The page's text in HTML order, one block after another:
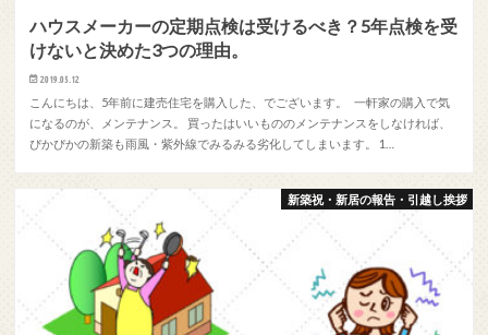
ハウスメーカーの定期点検は受けるべき？5年点検を受
けないと決めた3つの理由。
2019.05.12
こんにちは、5年前に建売住宅を購入した、でございます。 一軒家の購入で気
になるのが、メンテナンス。 買ったはいいもののメンテナンスをしなければ、
ぴかぴかの新築も雨風・紫外線でみるみる劣化してしまいます。 1…
新築祝・新居の報告・引越し挨拶